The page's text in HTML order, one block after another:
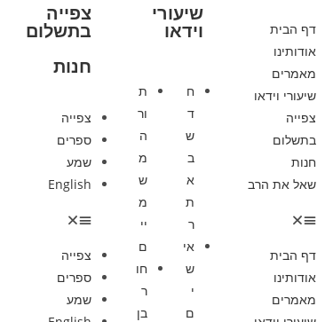
דף הבית
אודותינו
מאמרים
שיעורי וידאו
צפייה
בתשלום
חנות
שאל את הרב
דף הבית
אודותינו
מאמרים
שיעורי
וידאו
ח
ד
ש
ב
א
ת
ר
אי
ש
י
ם
ת
ור
ה
מ
ש
מ
יי
ם
חו
ר
בן
צפייה
בתשלום
חנות
צפייה
ספרים
שמע
English
צפייה
ספרים
שמע